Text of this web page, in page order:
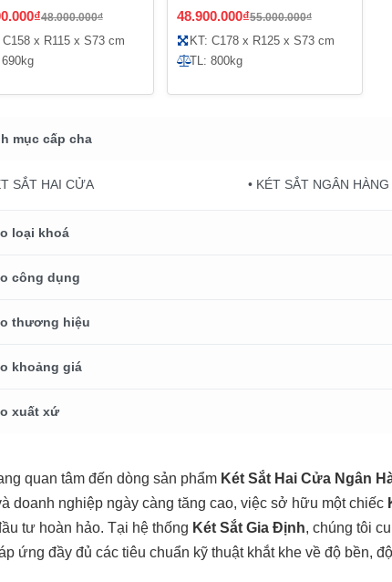
48.000.000₫
C158 x R115 x S73 cm
48.900.000₫55.000.000₫
KT: C178 x R125 x S73 cm
TL: 800kg
mục cấp cha
SẮT HAI CỬA • KÉT SẮT NGÂN HÀNG
loại khoá
công dụng
thương hiệu
khoảng giá
xuất xứ
quan tâm đến dòng sản phẩm Két Sắt Hai Cửa Ngân
doanh nghiệp ngày càng tăng cao, việc sở hữu một chiếc
tư hoàn hảo. Tại hệ thống Két Sắt Gia Định, chúng tôi
ứng đầy đủ các tiêu chuẩn kỹ thuật khắt khe về độ bền,